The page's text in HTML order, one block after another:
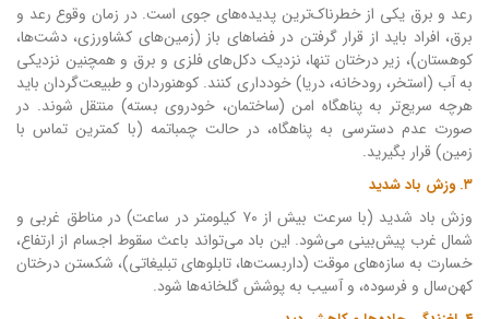
رعد و برق یکی از خطرناک‌ترین پدیده‌های جوی است. در زمان وقوع رعد و
برق، افراد باید از قرار گرفتن در فضاهای باز (زمین‌های کشاورزی، دشت‌ها،
کوهستان)، زیر درختان تنها، نزدیک دکل‌های فلزی و برق و همچنین نزدیکی
به آب (استخر، رودخانه، دریا) خودداری کنند. کوهنوردان و طبیعت‌گردان باید
هرچه سریع‌تر به پناهگاه امن (ساختمان، خودروی بسته) منتقل شوند. در
صورت عدم دسترسی به پناهگاه، در حالت چمباتمه (با کمترین تماس با
زمین) قرار بگیرید.
۳. وزش باد شدید
وزش باد شدید (با سرعت بیش از ۷۰ کیلومتر در ساعت) در مناطق غربی و
شمال غرب پیش‌بینی می‌شود. این باد می‌تواند باعث سقوط اجسام از ارتفاع،
خسارت به سازه‌های موقت (داربست‌ها، تابلوهای تبلیغاتی)، شکستن درختان
کهن‌سال و فرسوده، و آسیب به پوشش گلخانه‌ها شود.